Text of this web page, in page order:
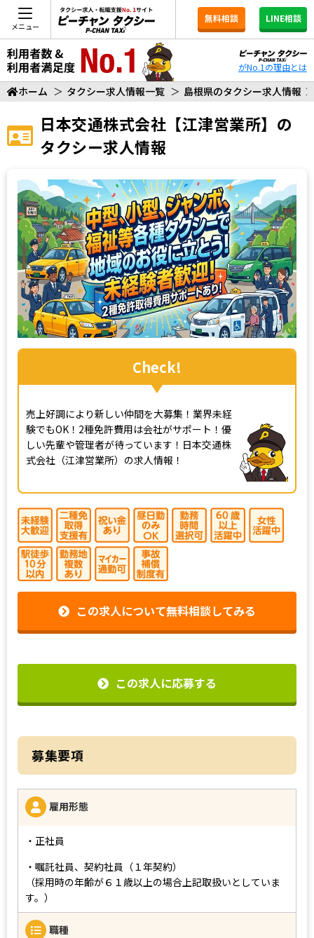
メニュー
無料相談 LINE相談
がNo.1の理由とは
ホーム ＞ タクシー求人情報一覧 ＞ 島根県のタクシー求人情報 ＞
日本交通株式会社【江津営業所】 の
タクシー求人情報
Check!
売上好調により新しい仲間を大募集！業界未経
験でもOK！2種免許費用は会社がサポート！優
しい先輩や管理者が待っています！日本交通株
式会社（江津営業所）の求人情報！
この求人について無料相談してみる
この求人に応募する
募集要項
雇用形態
・正社員
・嘱託社員、契約社員（１年契約）
（採用時の年齢が６１歳以上の場合上記取扱いとしていま
す。）
職種